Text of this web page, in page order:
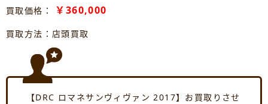
買取価格： ￥360,000
買取方法：店頭買取
【DRC ロマネサンヴィヴァン 2017】お買取りさせ